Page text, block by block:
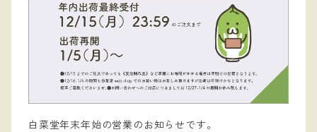
白菜堂年末年始の営業のお知らせです。